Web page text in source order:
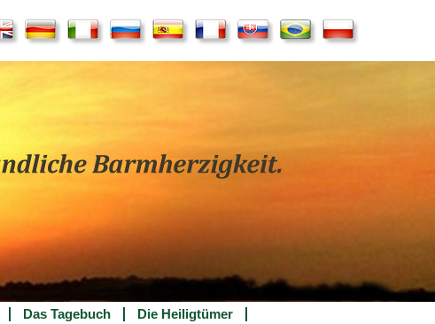
Das Tagebuch
Die Heiligtümer